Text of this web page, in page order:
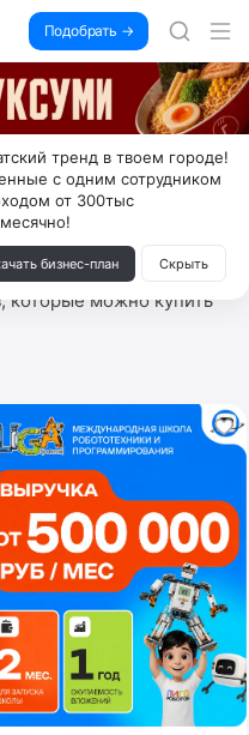
Подобрать →
колют и не режут,
руками и в первый же год
которые можно купить
тренд в твоем городе!
с одним сотрудником
от 300тыс
бизнес-план Скрыть